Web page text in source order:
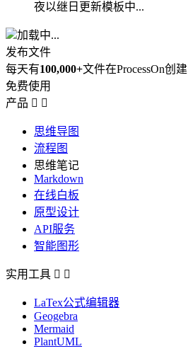
夜以继日更新模板中...
加载中...
发布文件
每天有100,000+文件在ProcessOn创建
免费使用
产品  
思维导图
流程图
思维笔记
Markdown
在线白板
原型设计
API服务
智能图形
实用工具  
LaTex公式编辑器
Geogebra
Mermaid
PlantUML